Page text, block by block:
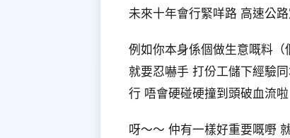
未來十年會行緊咩路 高速公
例如你本身係個做生意嘅料（
就要忍嚇手 打份工儲下經驗
行 唔會硬碰硬撞到頭破血流啦
呀～～ 仲有一樣好重要嘅嘢